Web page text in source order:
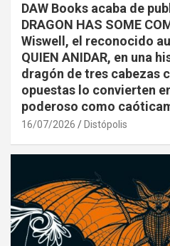
DAW Books acaba de
DRAGON HAS SOME
Wiswell, el reconocido
QUIEN ANIDAR, en una
dragón de tres cabezas
opuestas lo convierten
poderoso como
16/07/2026 Distópolis